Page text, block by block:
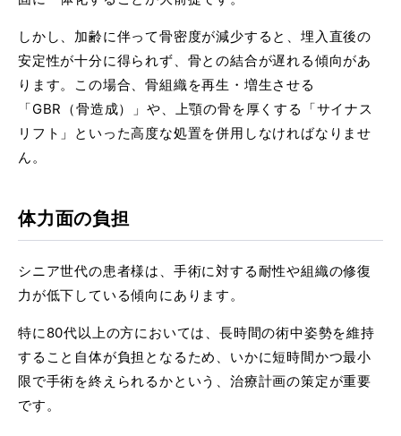
しかし、加齢に伴って骨密度が減少すると、埋入直後の
安定性が十分に得られず、骨との結合が遅れる傾向があ
ります。この場合、骨組織を再生・増生させる
「GBR（骨造成）」や、上顎の骨を厚くする「サイナス
リフト」といった高度な処置を併用しなければなりませ
ん。
体力面の負担
シニア世代の患者様は、手術に対する耐性や組織の修復
力が低下している傾向にあります。
特に80代以上の方においては、長時間の術中姿勢を維持
すること自体が負担となるため、いかに短時間かつ最小
限で手術を終えられるかという、治療計画の策定が重要
です。